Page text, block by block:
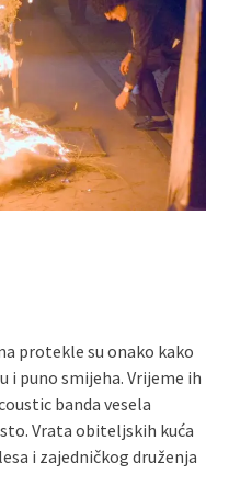
protekle su onako kako
i puno smijeha. Vrijeme ih
banda vesela
Vrata obiteljskih kuća
i zajedničkog druženja